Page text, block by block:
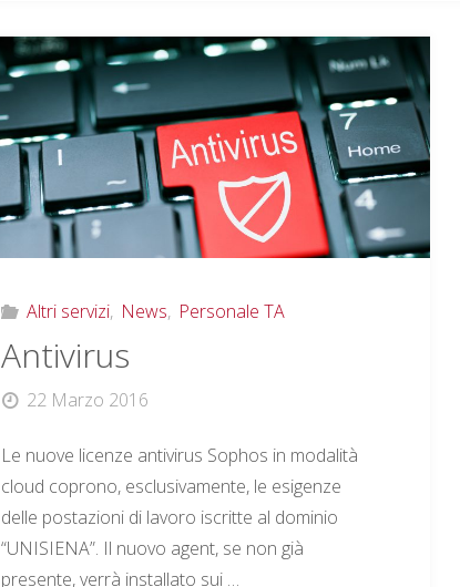
Altri servizi, News, Personale TA
Antivirus
22 Marzo 2016
Le nuove licenze antivirus Sophos in modalità
cloud coprono, esclusivamente, le esigenze
delle postazioni di lavoro iscritte al dominio
“UNISIENA”. Il nuovo agent, se non già
presente, verrà installato sui …